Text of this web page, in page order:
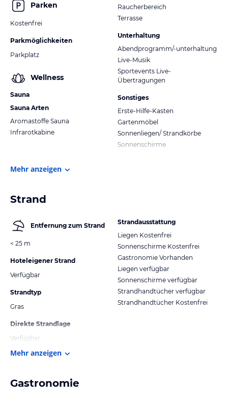
Parken
Kostenfrei
Parkmöglichkeiten
Parkplatz
Wellness
Sauna
Sauna Arten
Aromastoffe Sauna
Infrarotkabine
Raucherbereich
Terrasse
Unterhaltung
Abendprogramm/-unterhaltung
Live-Musik
Sportevents Live-
Übertragungen
Sonstiges
Erste-Hilfe-Kasten
Gartenmöbel
Sonnenliegen/ Strandkörbe
Sonnenschirme
Mehr anzeigen
Strand
Entfernung zum Strand
< 25 m
Hoteleigener Strand
Verfügbar
Strandtyp
Gras
Direkte Strandlage
Verfügbar
Strandausstattung
Liegen Kostenfrei
Sonnenschirme Kostenfrei
Gastronomie Vorhanden
Liegen verfügbar
Sonnenschirme verfügbar
Strandhandtücher verfügbar
Strandhandtücher Kostenfrei
Mehr anzeigen
Gastronomie